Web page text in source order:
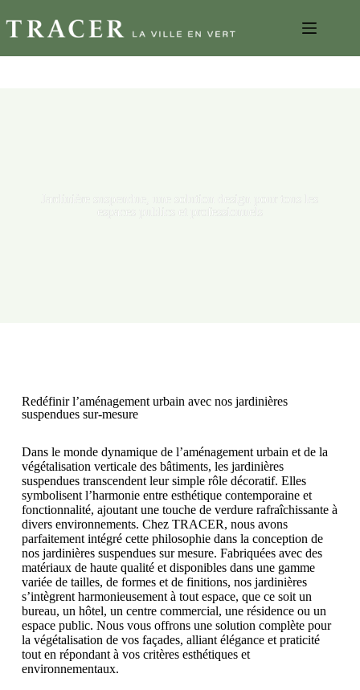
Jardinière suspendue, une solution design pour tous les
espaces publics et professionnels
Redéfinir l’aménagement urbain avec nos jardinières
suspendues sur-mesure
Dans le monde dynamique de l’aménagement urbain et de la
végétalisation verticale des bâtiments, les jardinières
suspendues transcendent leur simple rôle décoratif. Elles
symbolisent l’harmonie entre esthétique contemporaine et
fonctionnalité, ajoutant une touche de verdure rafraîchissante à
divers environnements. Chez TRACER, nous avons
parfaitement intégré cette philosophie dans la conception de
nos jardinières suspendues sur mesure. Fabriquées avec des
matériaux de haute qualité et disponibles dans une gamme
variée de tailles, de formes et de finitions, nos jardinières
s’intègrent harmonieusement à tout espace, que ce soit un
bureau, un hôtel, un centre commercial, une résidence ou un
espace public. Nous vous offrons une solution complète pour
la végétalisation de vos façades, alliant élégance et praticité
tout en répondant à vos critères esthétiques et
environnementaux.